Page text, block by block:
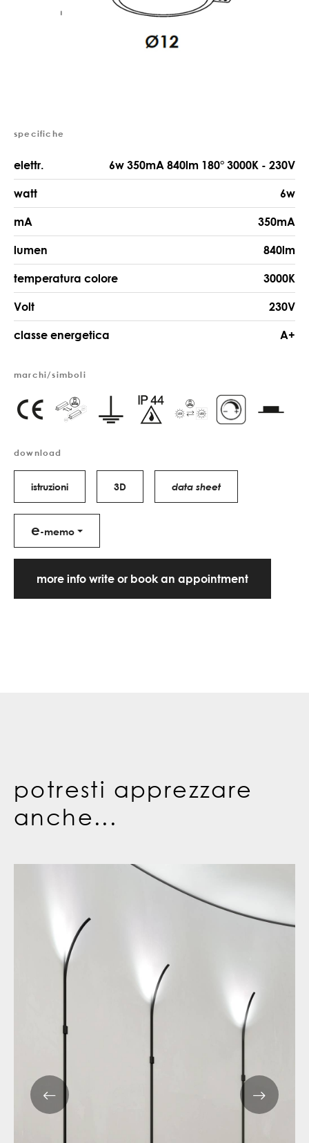
specifiche
elettr. 6w 350mA 840lm 180° 3000K - 230V
watt 6w
mA 350mA
lumen 840lm
temperatura colore 3000K
Volt 230V
classe energetica A+
marchi/simboli
download
istruzioni 3D data sheet
e-memo
more info write or book an appointment
potresti apprezzare
anche...